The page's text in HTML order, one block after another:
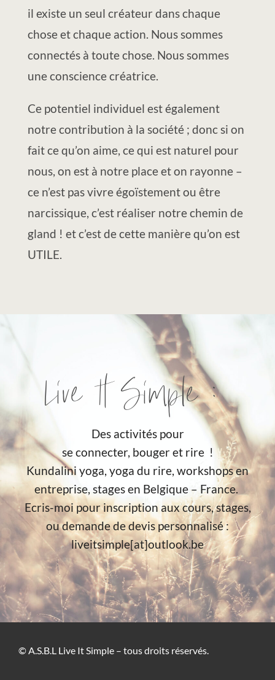
il existe un seul créateur dans chaque
chose et chaque action. Nous sommes
connectés à toute chose. Nous sommes
une conscience créatrice.
Ce potentiel individuel est également
notre contribution à la société ; donc si on
fait ce qu’on aime, ce qui est naturel pour
nous, on est à notre place et on rayonne –
ce n’est pas vivre égoïstement ou être
narcissique, c’est réaliser notre chemin de
gland ! et c’est de cette manière qu’on est
UTILE.
Live It Simple :
Des activités pour
se connecter, bouger et rire !
Kundalini yoga, yoga du rire, workshops en
entreprise, stages en Belgique – France.
Ecris-moi pour inscription aux cours, stages,
ou demande de devis personnalisé :
liveitsimple[at]outlook.be
© A.S.B.L Live It Simple – tous droits réservés.